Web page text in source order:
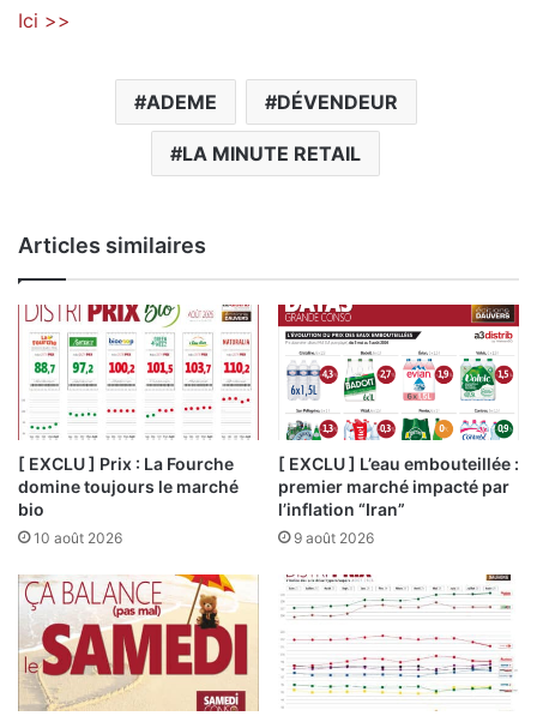
Ici >>
ADEME DÉVENDEUR
LA MINUTE RETAIL
Articles similaires
[ EXCLU ] Prix : La Fourche
domine toujours le marché
bio
10 août 2026
[ EXCLU ] L’eau embouteillée :
premier marché impacté par
l’inflation “Iran”
9 août 2026